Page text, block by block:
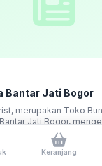
Bantar Jati Bogor
merupakan Toko
Jati Bogor,
langsung,
Keranjang